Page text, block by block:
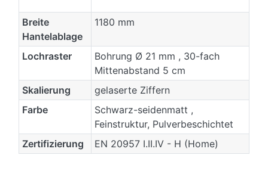
Breite
Hantelablage
1180 mm
Lochraster
Bohrung Ø 21 mm , 30-fach
Mittenabstand 5 cm
Skalierung
gelaserte Ziffern
Farbe
Schwarz-seidenmatt ,
Feinstruktur, Pulverbeschichtet
Zertifizierung
EN 20957 I.II.IV - H (Home)